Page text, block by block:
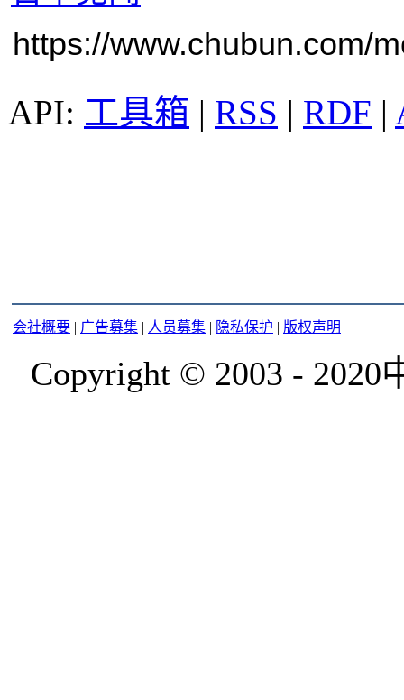
https://www.chubun.com/
工具箱 | RSS | RDF |
会社概要 | 广告募集 | 人员募集 | 隐私保护 | 版权声明
Copyright © 2003 -